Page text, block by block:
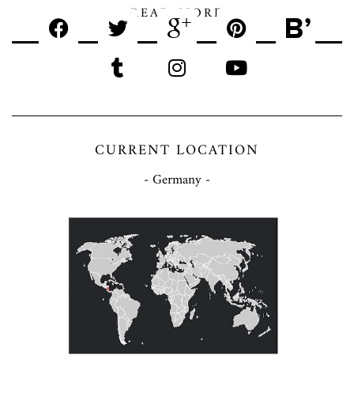
READ MORE
CURRENT LOCATION
- Germany -